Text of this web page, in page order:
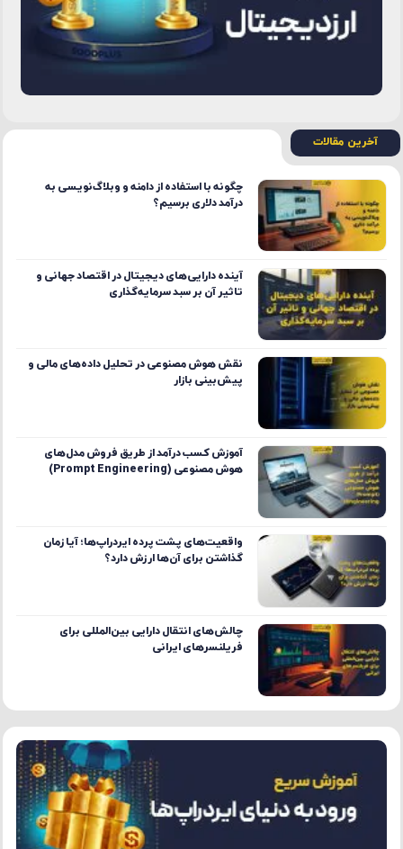
آخرین مقالات
چگونه با استفاده از دامنه و وبلاگ‌نویسی به
درآمد دلاری برسیم؟
آینده دارایی‌های دیجیتال در اقتصاد جهانی و
تاثیر آن بر سبد سرمایه‌گذاری
نقش هوش مصنوعی در تحلیل داده‌های مالی و
پیش‌بینی بازار
آموزش کسب درآمد از طریق فروش مدل‌های
هوش مصنوعی (Prompt Engineering)
واقعیت‌های پشت پرده ایردراپ‌ها؛ آیا زمان
گذاشتن برای آن‌ها ارزش دارد؟
چالش‌های انتقال دارایی بین‌المللی برای
فریلنسرهای ایرانی